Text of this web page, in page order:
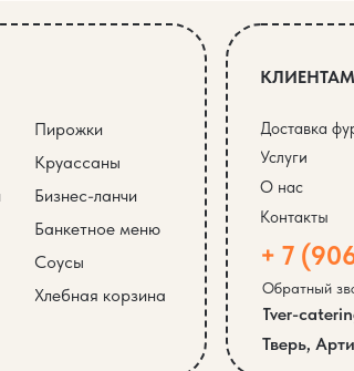
КЛИЕНТАМ
Доставка
Услуги
О нас
+ 7
Обратный
Tver-
Контакты
Тверь,
Пирожки
Круассаны
Бизнес-ланчи
Банкетное меню
Хлебная корзина
Соусы